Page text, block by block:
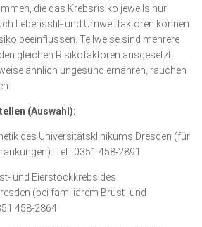
die das Krebsrisiko jeweils nur
Lebensstil- und Umweltfaktoren können
beeinflussen. Teilweise sind mehrere
gleichen Risikofaktoren ausgesetzt,
ähnlich ungesund ernähren, rauchen
(Auswahl):
des Universitätsklinikums Dresden (für
Tel.: 0351 458-2891
und Eierstockkrebs des
(bei familiärem Brust- und
458-2864